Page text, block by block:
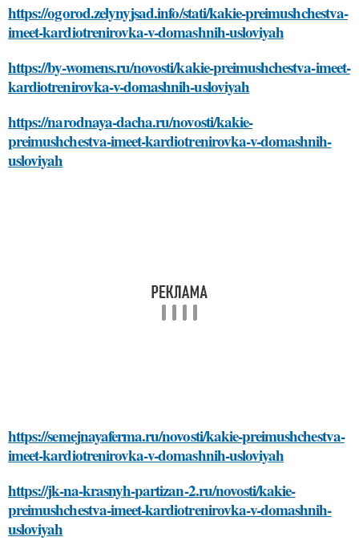
https://ogorod.zelynyjsad.info/stati/kakie-preimushchestva-
imeet-kardiotrenirovka-v-domashnih-usloviyah
https://by-womens.ru/novosti/kakie-preimushchestva-imeet-
kardiotrenirovka-v-domashnih-usloviyah
https://narodnaya-dacha.ru/novosti/kakie-
preimushchestva-imeet-kardiotrenirovka-v-domashnih-
usloviyah
https://semejnayaferma.ru/novosti/kakie-preimushchestva-
imeet-kardiotrenirovka-v-domashnih-usloviyah
https://jk-na-krasnyh-partizan-2.ru/novosti/kakie-
preimushchestva-imeet-kardiotrenirovka-v-domashnih-
usloviyah